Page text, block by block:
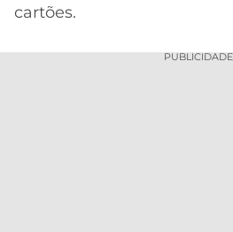
cartões.
PUBLICIDADE